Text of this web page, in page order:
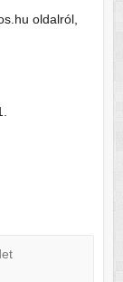
oldalról,